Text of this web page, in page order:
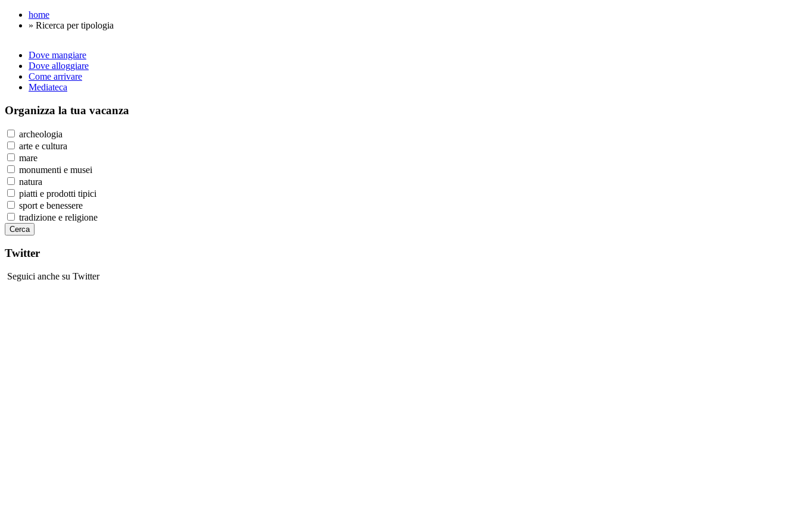
home
» Ricerca per tipologia
Dove mangiare
Dove alloggiare
Come arrivare
Mediateca
Organizza la tua vacanza
archeologia
arte e cultura
mare
monumenti e musei
natura
piatti e prodotti tipici
sport e benessere
tradizione e religione
Twitter
Seguici anche su Twitter